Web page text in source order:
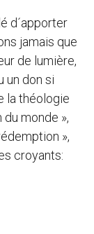
d´apporter
jamais que
de lumière,
un don si
la théologie
du monde »,
»,
croyants: